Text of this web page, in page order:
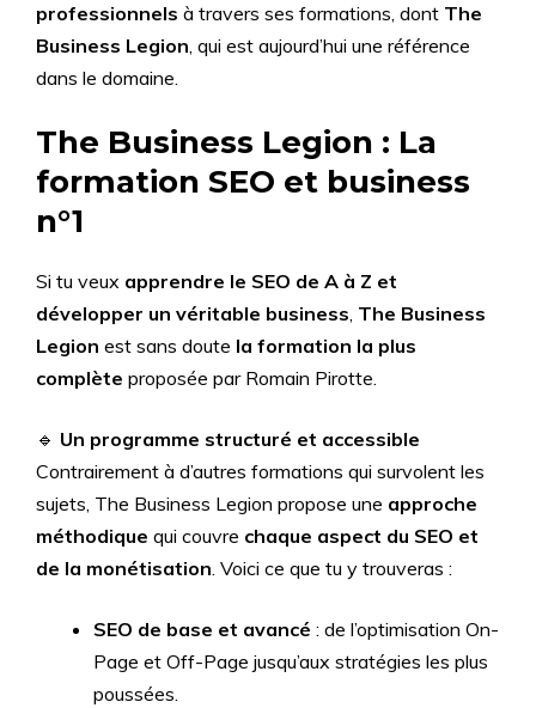
professionnels à travers ses formations, dont The
Business Legion, qui est aujourd’hui une référence
dans le domaine.
The Business Legion : La
formation SEO et business
n°1
Si tu veux apprendre le SEO de A à Z et
développer un véritable business, The Business
Legion est sans doute la formation la plus
complète proposée par Romain Pirotte.
🔹 Un programme structuré et accessible
Contrairement à d’autres formations qui survolent les
sujets, The Business Legion propose une approche
méthodique qui couvre chaque aspect du SEO et
de la monétisation. Voici ce que tu y trouveras :
SEO de base et avancé : de l’optimisation On-
Page et Off-Page jusqu’aux stratégies les plus
poussées.